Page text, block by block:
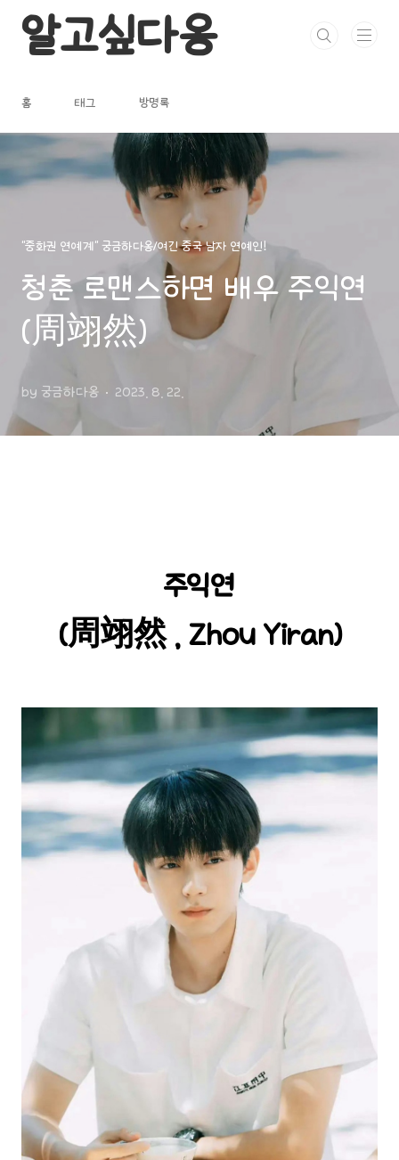
알고싶다옹
홈 태그 방명록
"중화권 연예계" 궁금하다옹/여긴 중국 남자 연예인!
청춘 로맨스하면 배우 주익연
(周翊然)
by 궁금하다옹 2023. 8. 22.
주익연
(周翊然 , Zhou Yiran)